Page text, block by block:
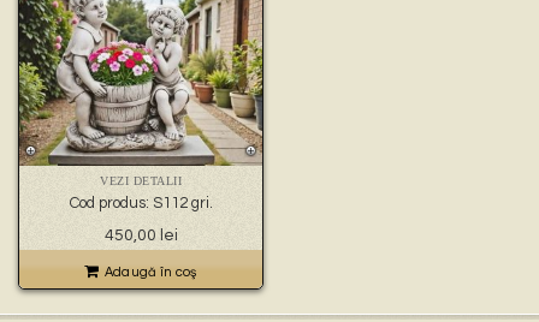
🌸 – jardiniere pentru flori –
🏗 – socluri și stative –
🦌 – statuete animale sălbatice –
🐕 – statuete animale domestice –
🧘 – statuete buddha –
🧺 – statuete cu coșulețe –
🐉 – statuete gargoyles –
👼 – statuete religioase și îngerași –
🦜 – statuete păsări –
💧 – statuete pentru fântâni –
🍄 – statuete pitici și troli –
🏺 – vaze pentru flori –
VEZI DETALII
Cod produs: S112 gri.
450,00 lei
Adaugă în coş